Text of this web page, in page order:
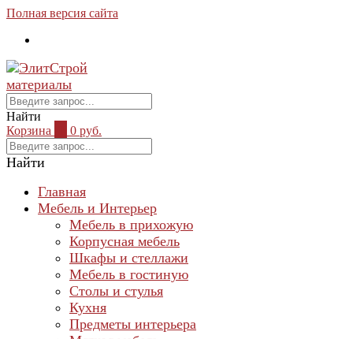
Полная версия сайта
Найти
Корзина
0 руб.
Найти
Главная
Мебель и Интерьер
Мебель в прихожую
Корпусная мебель
Шкафы и стеллажи
Мебель в гостиную
Столы и стулья
Кухня
Предметы интерьера